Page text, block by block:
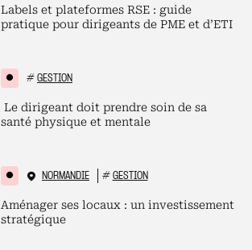
Labels et plateformes RSE : guide
pratique pour dirigeants de PME et d’ETI
# GESTION
Le dirigeant doit prendre soin de sa
santé physique et mentale
NORMANDIE # GESTION
Aménager ses locaux : un investissement
stratégique